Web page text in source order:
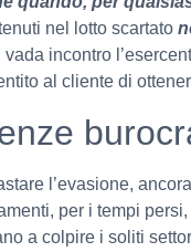
nel lotto scartato
incontro
al cliente di
l’evasione,
per i tempi persi,
a colpire i soliti